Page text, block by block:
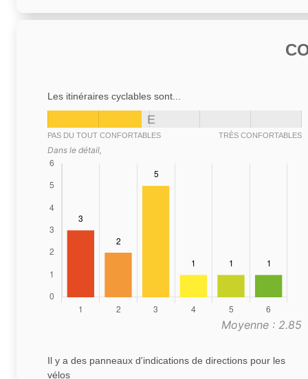
Les itinéraires cyclables sont...
E
PAS DU TOUT CONFORTABLES TRÈS CONFORTABLES
Dans le détail,
Moyenne : 2.85
Il y a des panneaux d'indications de directions pour les
vélos